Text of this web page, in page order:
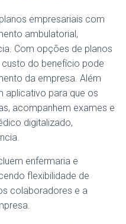
empresariais com
ambulatorial,
Com opções de planos
do benefício pode
da empresa. Além
aplicativo para que os
acompanhem exames e
digitalizado,
enfermaria e
flexibilidade de
colaboradores e a